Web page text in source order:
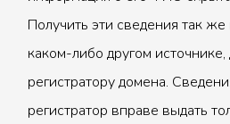
Получить эти сведения так
каком-либо другом
регистратору домена.
регистратор вправе выдать